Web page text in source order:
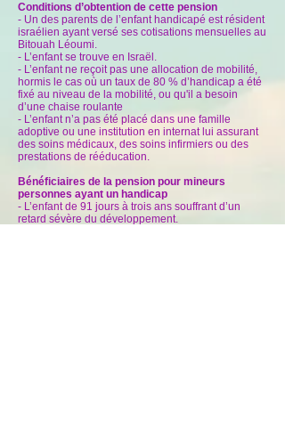
Conditions d’obtention de cette pension
- Un des parents de l’enfant handicapé est résident
israélien ayant versé ses cotisations mensuelles au
Bitouah Léoumi.
- L’enfant se trouve en Israël.
- L’enfant ne reçoit pas une allocation de mobilité,
hormis le cas où un taux de 80 % d’handicap a été
fixé au niveau de la mobilité, ou qu'il a besoin
d’une chaise roulante
- L’enfant n’a pas été placé dans une famille
adoptive ou une institution en internat lui assurant
des soins médicaux, des soins infirmiers ou des
prestations de rééducation.
Bénéficiaires de la pension pour mineurs
personnes ayant un handicap
- L’enfant de 91 jours à trois ans souffrant d’un
retard sévère du développement.